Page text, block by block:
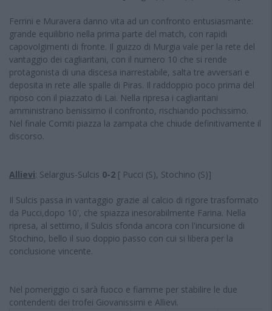
Ferrini e Muravera danno vita ad un confronto entusiasmante:
grande equilibrio nella prima parte del match, con rapidi
capovolgimenti di fronte. Il guizzo di Murgia vale per la rete del
vantaggio dei cagliaritani, con il numero 10 che si rende
protagonista di una discesa inarrestabile, salta tre avversari e
deposita in rete alle spalle di Piras. Il raddoppio poco prima del
riposo con il piazzato di Lai. Nella ripresa i cagliaritani
amministrano benissimo il confronto, rischiando pochissimo.
Nel finale Comiti piazza la zampata che chiude definitivamente il
discorso.
Allievi: Selargius-Sulcis 0-2 [ Pucci (S), Stochino (S)]
Il Sulcis passa in vantaggio grazie al calcio di rigore trasformato
da Pucci,dopo 10', che spiazza inesorabilmente Farina. Nella
ripresa, al settimo, il Sulcis sfonda ancora con l'incursione di
Stochino, bello il suo doppio passo con cui si libera per la
conclusione vincente.
Nel pomeriggio ci sarà fuoco e fiamme per stabilire le due
contendenti dei trofei Giovanissimi e Allievi.